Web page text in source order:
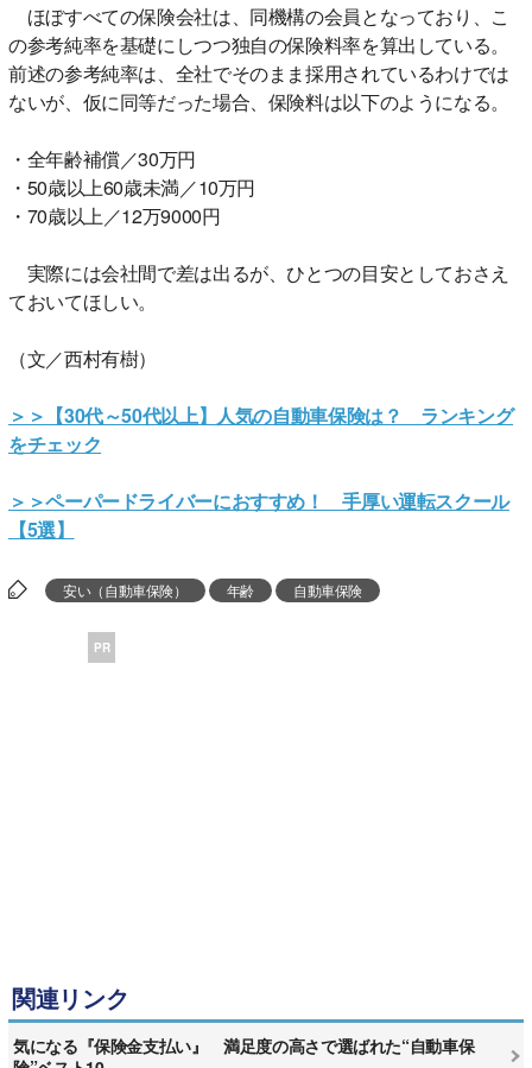
ほぼすべての保険会社は、同機構の会員となっており、こ
の参考純率を基礎にしつつ独自の保険料率を算出している。
前述の参考純率は、全社でそのまま採用されているわけでは
ないが、仮に同等だった場合、保険料は以下のようになる。
・全年齢補償／30万円
・50歳以上60歳未満／10万円
・70歳以上／12万9000円
実際には会社間で差は出るが、ひとつの目安としておさえ
ておいてほしい。
（文／西村有樹）
＞＞【30代～50代以上】人気の自動車保険は？ ランキング
をチェック
＞＞ペーパードライバーにおすすめ！ 手厚い運転スクール
【5選】
安い（自動車保険） 年齢 自動車保険
PR
関連リンク
気になる『保険金支払い』 満足度の高さで選ばれた“自動車保